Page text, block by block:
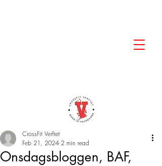
Onsdagsbloggen, BAF,
CrossFit Verftet
Feb 21, 2024 2 min read